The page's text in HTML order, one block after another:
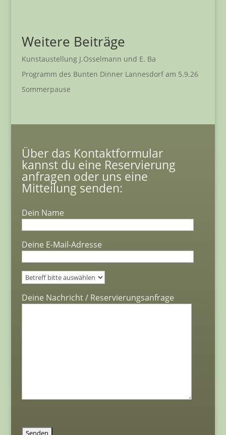
Weitere Beiträge
Kunstaustellung J.Osselmann und E. Ba
Programm des Bunten Dinner Lannesdorf am 5.9.26
Sommerpause
Über das Kontaktformular
kannst du eine Reservierung
anfragen oder uns eine
Mitteilung senden:
Dein Name
Deine E-Mail-Adresse
Deine Nachricht / Reservierungsanfrage